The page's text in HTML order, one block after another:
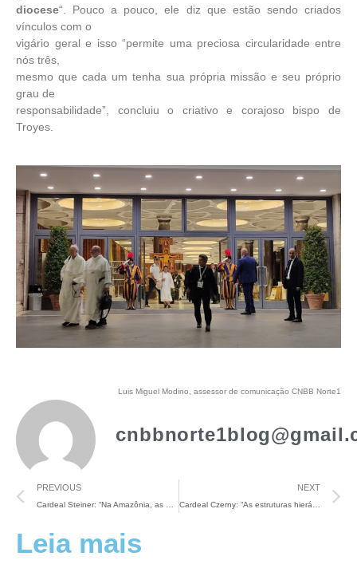
Leia mais
diocese“. Pouco a pouco, ele diz que estão sendo criados
vínculos com o
vigário geral e isso “permite uma preciosa circularidade entre
nós três,
mesmo que cada um tenha sua própria missão e seu próprio
grau de
responsabilidade”, concluiu o criativo e corajoso bispo de
Troyes.
Luis Miguel Modino, assessor de comunicação CNBB Norte1
PREVIOUS
Cardeal Steiner: “Na Amazônia, as mulheres insistem em mais formação para exercer melhor o seu ministério”
NEXT
Cardeal Czerny: “As estruturas hierárquicas da Igreja não têm nada a temer do processo de escuta”